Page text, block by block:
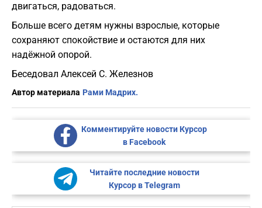
двигаться, радоваться.
Больше всего детям нужны взрослые, которые
сохраняют спокойствие и остаются для них
надёжной опорой.
Беседовал Алексей С. Железнов
Автор материала Рами Мадрих.
Комментируйте новости Курсор
в Facebook
Читайте последние новости
Курсор в Telegram